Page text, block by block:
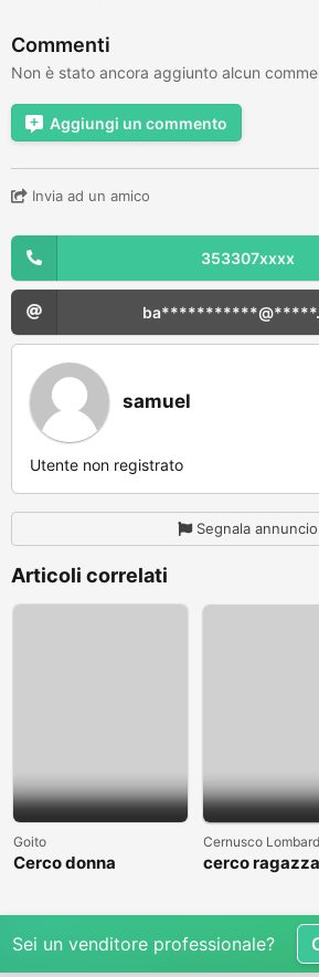
Commenti
Non è stato ancora aggiunto alcun
Aggiungi un commento
Invia ad un amico
353307xxxx
samuel
Utente non registrato
Segnala annuncio
Articoli correlati
Goito
Cerco donna
Cernusco
cerco
Sei un venditore professionale?